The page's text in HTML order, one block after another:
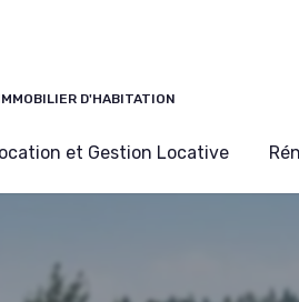
D'HABITATION
et Gestion Locative